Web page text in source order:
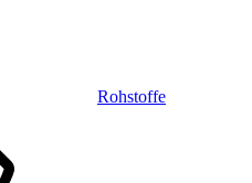
Rohstoffe